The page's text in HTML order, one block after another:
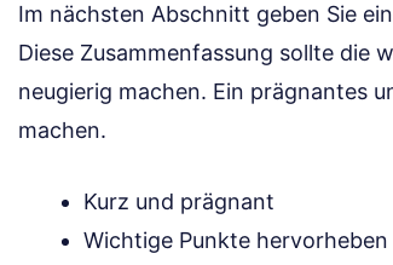
Im nächsten Abschnitt geben Sie
Diese Zusammenfassung sollte die
neugierig machen. Ein prägnantes
machen.
Kurz und prägnant
Wichtige Punkte hervorheben